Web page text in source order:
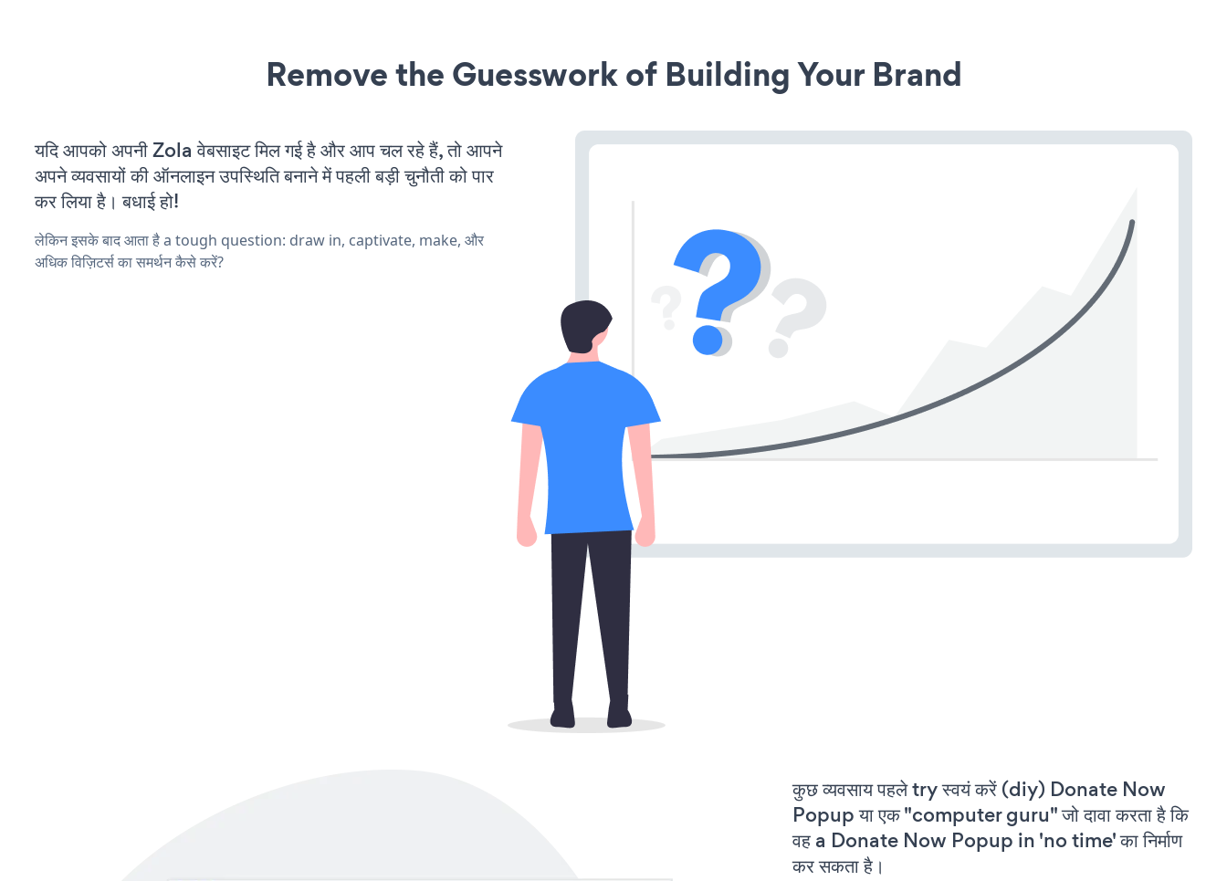
Remove the Guesswork of Building Your Brand
यदि आपको अपनी Zola वेबसाइट मिल गई है और आप चल रहे हैं, तो आपने
अपने व्यवसायों की ऑनलाइन उपस्थिति बनाने में पहली बड़ी चुनौती को पार
कर लिया है। बधाई हो!
लेकिन इसके बाद आता है a tough question: draw in, captivate, make, और
अधिक विज़िटर्स का समर्थन कैसे करें?
कुछ व्यवसाय पहले try स्वयं करें (diy) Donate Now
Popup या एक "computer guru" जो दावा करता है कि
वह a Donate Now Popup in 'no time' का निर्माण
कर सकता है।